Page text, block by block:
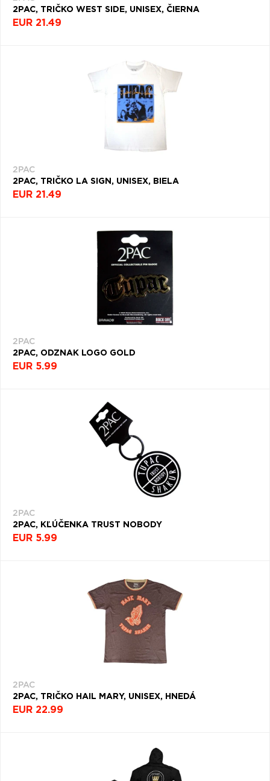
2PAC, TRIČKO WEST SIDE, UNISEX, ČIERNA
EUR 21.49
2PAC
2PAC, TRIČKO LA SIGN, UNISEX, BIELA
EUR 21.49
2PAC
2PAC, ODZNAK LOGO GOLD
EUR 5.99
2PAC
2PAC, KĽÚČENKA TRUST NOBODY
EUR 5.99
2PAC
2PAC, TRIČKO HAIL MARY, UNISEX, HNEDÁ
EUR 22.99